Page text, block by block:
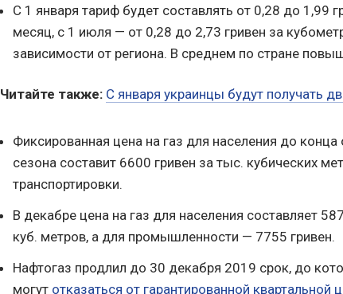
С 1 января тариф будет составлять от 0,28 до 1,99
месяц, с 1 июля — от 0,28 до 2,73 гривен за
зависимости от региона. В среднем по стране
Читайте также: С января украинцы будут получать
Фиксированная цена на газ для населения до конца
сезона составит 6600 гривен за тыс. кубических
транспортировки.
В декабре цена на газ для населения составляет
куб. метров, а для промышленности — 7755 гривен.
Нафтогаз продлил до 30 декабря 2019 срок, до
могут отказаться от гарантированной квартальной